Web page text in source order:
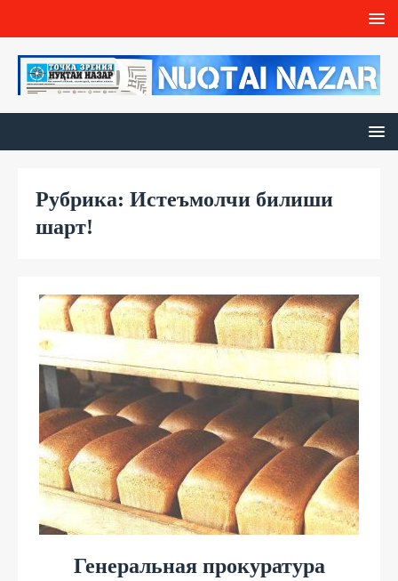
Рубрика: Истеъмолчи билиши
шарт!
Генеральная прокуратура